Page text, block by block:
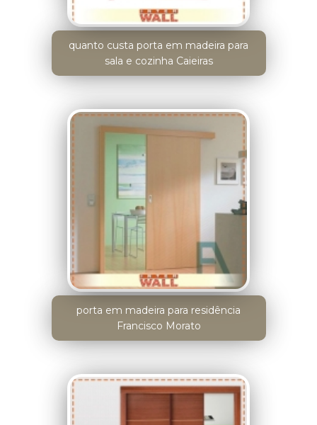
quanto custa porta em madeira para
sala e cozinha Caieiras
porta em madeira para residência
Francisco Morato